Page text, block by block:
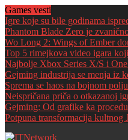
Games vesti
Igre koje su bile godinama
Phantom Blade Zero je
Wo Long 2: Wings of Ember
Top 5 rimejkova video igara
Najbolje Xbox Series X/S i
Gejming industrija se menja iz
Sprema se haos na bojnom
Neispričana priča o otkazanoj
Gejming: Od grafike ka
Potpuna transformacija kultnog